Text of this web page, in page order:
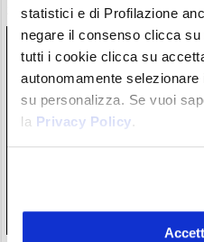
statistici e di Profilazione
negare il consenso clicca
tutti i cookie clicca su
autonomamente
su personalizza. Se vuoi
la Privacy Policy.
29/07/26 16:37